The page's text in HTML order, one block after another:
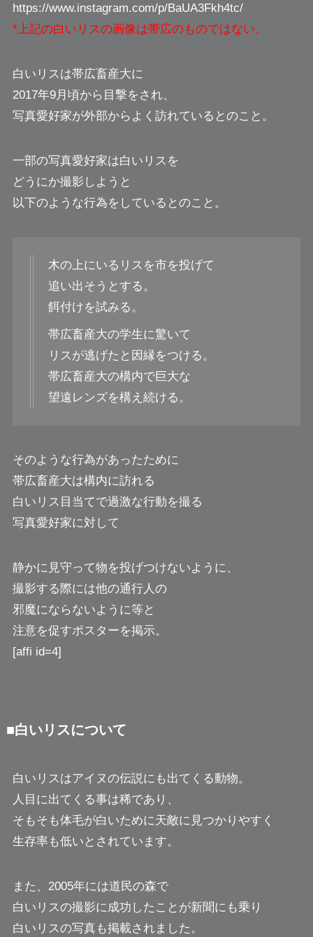
https://www.instagram.com/p/BaUA3Fkh4tc/
*上記の白いリスの画像は帯広のものではない。
白いリスは帯広畜産大に
2017年9月頃から目撃をされ、
写真愛好家が外部からよく訪れているとのこと。
一部の写真愛好家は白いリスを
どうにか撮影しようと
以下のような行為をしているとのこと。
木の上にいるリスを市を投げて
追い出そうとする。
餌付けを試みる。
帯広畜産大の学生に驚いて
リスが逃げたと因縁をつける。
帯広畜産大の構内で巨大な
望遠レンズを構え続ける。
そのような行為があったために
帯広畜産大は構内に訪れる
白いリス目当てで過激な行動を撮る
写真愛好家に対して
静かに見守って物を投げつけないように、
撮影する際には他の通行人の
邪魔にならないように等と
注意を促すポスターを掲示。
[affi id=4]
■白いリスについて
白いリスはアイヌの伝説にも出てくる動物。
人目に出てくる事は稀であり、
そもそも体毛が白いために天敵に見つかりやすく
生存率も低いとされています。
また、2005年には道民の森で
白いリスの撮影に成功したことが新聞にも乗り
白いリスの写真も掲載されました。